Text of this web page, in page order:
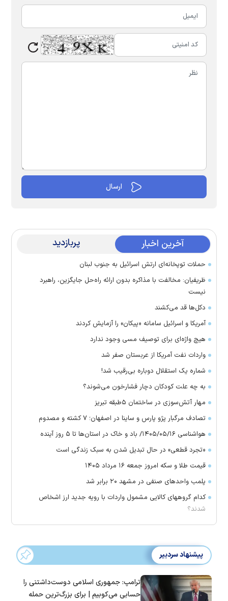
آخرین اخبار پربازدید
حملات توپخانه‌ای ارتش اسرائیل به جنوب لبنان
ظریفیان: مخالفت با مذاکره بدون ارائه راه‌حل جایگزین، راهبرد
نیست
دکل‌ها قد می‌کشند
آمریکا و اسرائیل سامانه «پیکان» را آزمایش کردند
هیچ واژه‌ای برای توصیف مسی وجود ندارد
واردات نفت آمریکا از عربستان صفر شد
شماره یک استقلال دوباره بی‌رقیب شد!
به چه علت کودکان دچار فشارخون می‌شوند؟
مهار آتش‌سوزی در ساختمان ۵‌طبقه تبریز
تصادف مرگبار پژو پارس و ساینا در اصفهان؛ ۷ کشته و مصدوم
هواشناسی ۱۴۰۵/۰۵/۱۶/ باد و خاک در استان‌ها تا ۵ روز آینده
«تجرد قطعی» در حال تبدیل شدن به سبک زندگی است
قیمت طلا و سکه امروز جمعه ۱۶ مرداد ۱۴۰۵
پلمب واحدهای صنفی در مشهد ۲۰ برابر شد
کدام گروههای کالایی مشمول واردات با رویه جدید ارز اشخاص
شدند؟
پیشنهاد سردبیر
ترامپ: جمهوری اسلامی دوست‌داشتنی را
حسابی می‌کوبیم | برای بزرگ‌ترین حمله